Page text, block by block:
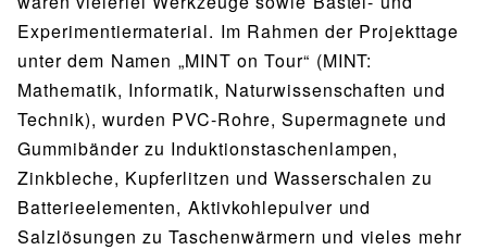
Experimentiermaterial. Im Rahmen der Projekttage
unter dem Namen „MINT on Tour“ (MINT:
Mathematik, Informatik, Naturwissenschaften und
Technik), wurden PVC-Rohre, Supermagnete und
Gummibänder zu Induktionstaschenlampen,
Zinkbleche, Kupferlitzen und Wasserschalen zu
Batterieelementen, Aktivkohlepulver und
Salzlösungen zu Taschenwärmern und vieles mehr